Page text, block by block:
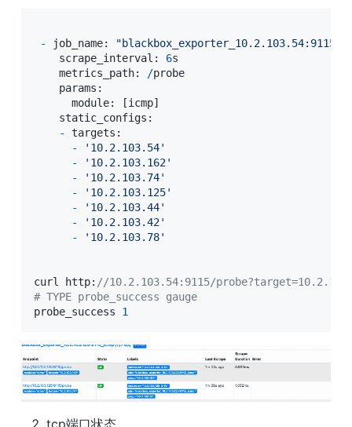
- job_name:
    scrape_interval:
6s
    metrics_path:
/probe
    params:
      module:
[icmp]
    static_configs:
-
targets:
-
'10.2.103.54'
-
'10.2.103.162'
-
'10.2.103.74'
-
'10.2.103.125'
-
'10.2.103.44'
-
'10.2.103.42'
-
'10.2.103.78'
curl http: //10.2.103.54:9115/
# TYPE probe_success gauge
probe_success 1
tcp端口状态